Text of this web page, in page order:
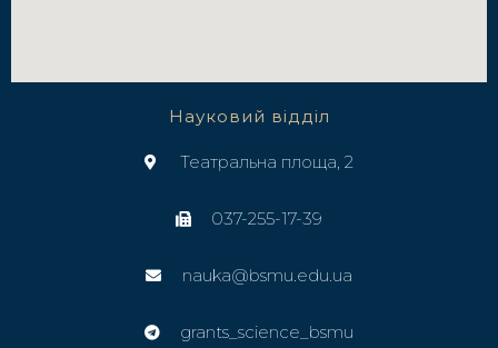
Науковий відділ
Театральна площа, 2
037-255-17-39
nauka@bsmu.edu.ua
grants_science_bsmu